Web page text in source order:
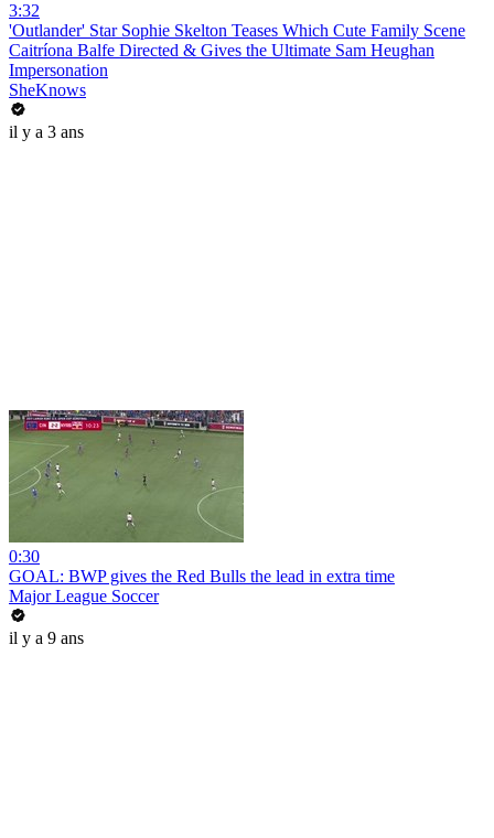
3:32
'Outlander' Star Sophie Skelton Teases Which Cute Family Scene
Caitríona Balfe Directed & Gives the Ultimate Sam Heughan
Impersonation
SheKnows
il y a 3 ans
0:30
GOAL: BWP gives the Red Bulls the lead in extra time
Major League Soccer
il y a 9 ans